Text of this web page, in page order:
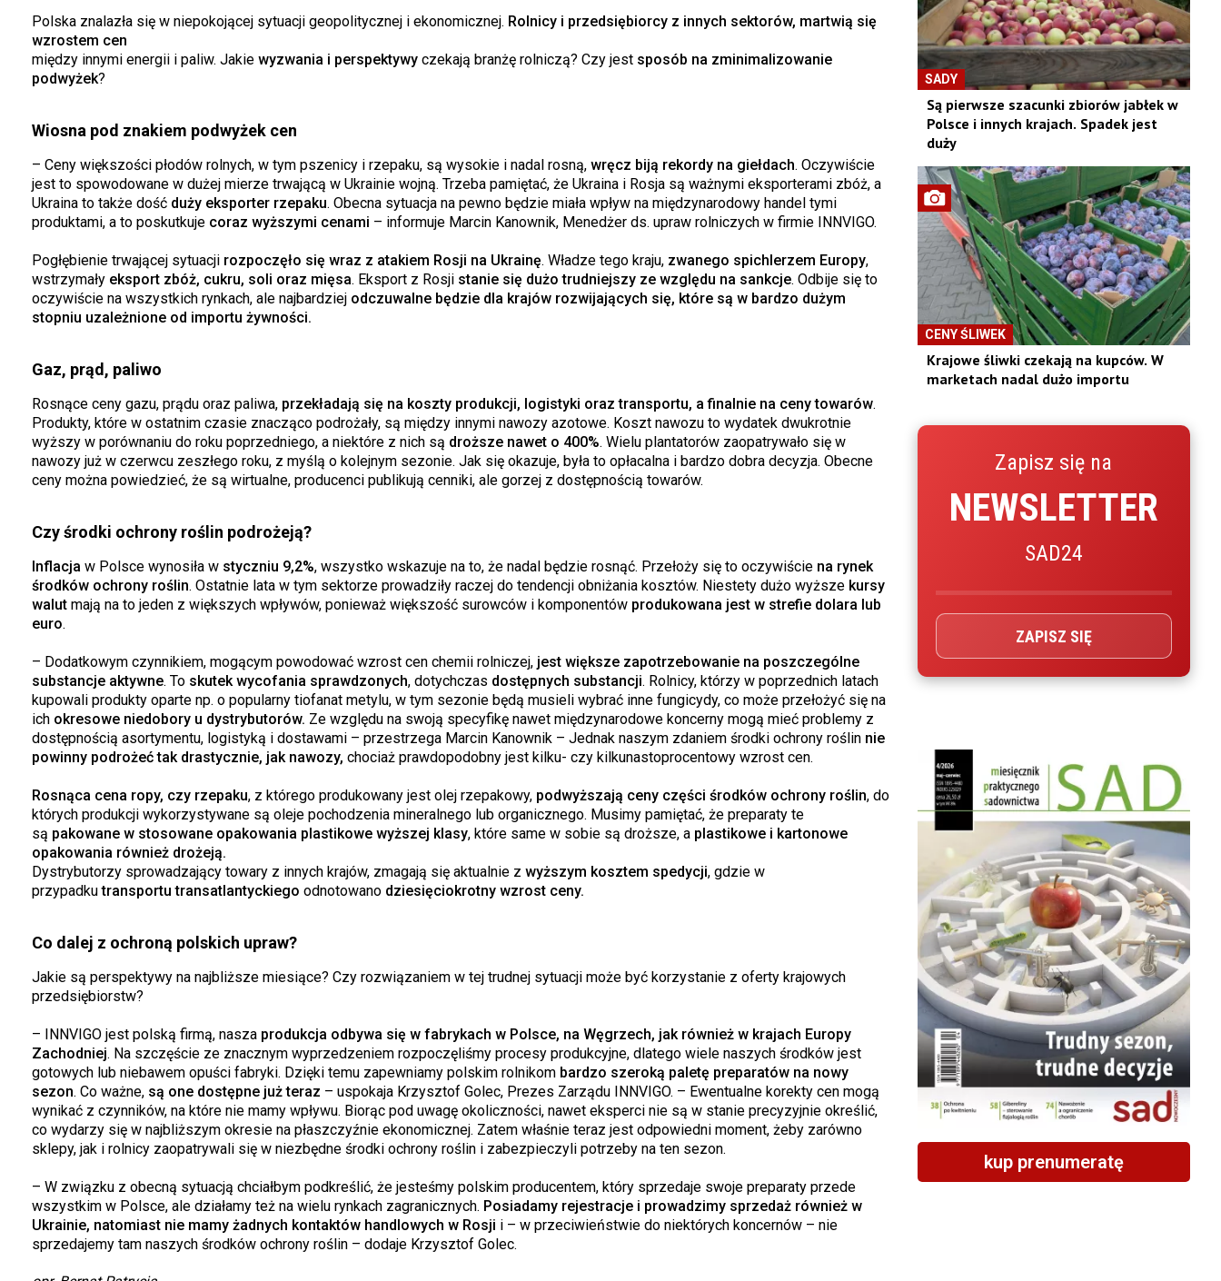
Polska znalazła się w niepokojącej sytuacji geopolitycznej i ekonomicznej. Rolnicy i przedsiębiorcy z innych sektorów, martwią się
wzrostem cen
między innymi energii i paliw. Jakie wyzwania i perspektywyczekają branżę rolniczą? Czy jestsposób na zminimalizowanie
podwyżek?
Wiosna pod znakiem podwyżek cen
– Ceny większości płodów rolnych, w tym pszenicy i rzepaku, są wysokie i nadal rosną,wręcz biją rekordy na giełdach. Oczywiście
jest to spowodowane w dużej mierze trwającą w Ukrainie wojną. Trzeba pamiętać, że Ukraina i Rosja są ważnymi eksporterami zbóż, a
Ukraina to także dość duży eksporter rzepaku. Obecna sytuacja na pewno będzie miała wpływ na międzynarodowy handel tymi
produktami, a to poskutkujecoraz wyższymi cenami – informuje Marcin Kanownik, Menedżer ds. upraw rolniczych w firmie INNVIGO.
Pogłębienie trwającej sytuacjirozpoczęło się wraz z atakiem Rosji na Ukrainę. Władze tego kraju, zwanego spichlerzem Europy,
wstrzymały eksport zbóż, cukru, soli oraz mięsa. Eksport z Rosji stanie się dużo trudniejszy ze względu na sankcje. Odbije się to
oczywiście na wszystkich rynkach, ale najbardziej odczuwalne będzie dla krajów rozwijających się, które są w bardzo dużym
stopniu uzależnione od importu żywności.
Gaz, prąd, paliwo
Rosnące ceny gazu, prądu oraz paliwa, przekładają się na koszty produkcji, logistyki oraz transportu, a finalnie na ceny towarów.
Produkty, które w ostatnim czasie znacząco podrożały, są między innymi nawozy azotowe. Koszt nawozu to wydatek dwukrotnie
wyższy w porównaniu do roku poprzedniego, a niektóre z nich są droższe nawet o 400%. Wielu plantatorów zaopatrywało się w
nawozy już w czerwcu zeszłego roku, z myślą o kolejnym sezonie. Jak się okazuje, była to opłacalna i bardzo dobra decyzja. Obecne
ceny można powiedzieć, że są wirtualne, producenci publikują cenniki, ale gorzej z dostępnością towarów.
Czy środki ochrony roślin podrożeją?
Inflacja w Polsce wynosiła w styczniu 9,2%, wszystko wskazuje na to, że nadal będzie rosnąć. Przełoży się to oczywiściena rynek
środków ochrony roślin. Ostatnie lata w tym sektorze prowadziły raczej do tendencji obniżania kosztów. Niestety dużo wyższekursy
walutmają na to jeden z większych wpływów, ponieważ większość surowców i komponentów produkowana jest w strefie dolara lub
euro.
– Dodatkowym czynnikiem, mogącym powodować wzrost cen chemii rolniczej, jest większe zapotrzebowanie na poszczególne
substancje aktywne. Toskutek wycofania sprawdzonych, dotychczas dostępnych substancji. Rolnicy, którzy w poprzednich latach
kupowali produkty oparte np. o popularny tiofanat metylu, w tym sezonie będą musieli wybrać inne fungicydy, co może przełożyć się na
ich okresowe niedobory u dystrybutorów. Ze względu na swoją specyfikę nawet międzynarodowe koncerny mogą mieć problemy z
dostępnością asortymentu, logistyką i dostawami – przestrzega Marcin Kanownik – Jednak naszym zdaniem środki ochrony roślinnie
powinny podrożeć tak drastycznie, jak nawozy, chociaż prawdopodobny jest kilku- czy kilkunastoprocentowy wzrost cen.
Rosnąca cena ropy, czy rzepaku, z którego produkowany jest olej rzepakowy, podwyższają ceny części środków ochrony roślin, do
których produkcji wykorzystywane są oleje pochodzenia mineralnego lub organicznego. Musimy pamiętać, że preparaty te
są pakowane w stosowane opakowania plastikowe wyższej klasy, które same w sobie są droższe, a plastikowe i kartonowe
opakowania również drożeją.
Dystrybutorzy sprowadzający towary z innych krajów, zmagają się aktualnie z wyższym kosztem spedycji, gdzie w
przypadkutransportu transatlantyckiego odnotowano dziesięciokrotny wzrost ceny.
Co dalej z ochroną polskich upraw?
Jakie są perspektywy na najbliższe miesiące? Czy rozwiązaniem w tej trudnej sytuacji może być korzystanie z oferty krajowych
przedsiębiorstw?
– INNVIGO jest polską firmą, nasza produkcja odbywa się w fabrykach w Polsce, na Węgrzech, jak również w krajach Europy
Zachodniej. Na szczęście ze znacznym wyprzedzeniem rozpoczęliśmy procesy produkcyjne, dlatego wiele naszych środków jest
gotowych lub niebawem opuści fabryki. Dzięki temu zapewniamy polskim rolnikom bardzo szeroką paletę preparatów na nowy
sezon. Co ważne,są one dostępne już teraz – uspokaja Krzysztof Golec, Prezes Zarządu INNVIGO. – Ewentualne korekty cen mogą
wynikać z czynników, na które nie mamy wpływu. Biorąc pod uwagę okoliczności, nawet eksperci nie są w stanie precyzyjnie określić,
co wydarzy się w najbliższym okresie na płaszczyźnie ekonomicznej. Zatem właśnie teraz jest odpowiedni moment, żeby zarówno
sklepy, jak i rolnicy zaopatrywali się w niezbędne środki ochrony roślin i zabezpieczyli potrzeby na ten sezon.
– W związku z obecną sytuacją chciałbym podkreślić, że jesteśmy polskim producentem, który sprzedaje swoje preparaty przede
wszystkim w Polsce, ale działamy też na wielu rynkach zagranicznych. Posiadamy rejestracje i prowadzimy sprzedaż również w
Ukrainie, natomiast nie mamy żadnych kontaktów handlowych w Rosji i – w przeciwieństwie do niektórych koncernów – nie
sprzedajemy tam naszych środków ochrony roślin – dodaje Krzysztof Golec.
SADY
Są pierwsze szacunki zbiorów jabłek w
Polsce i innych krajach. Spadek jest
duży
CENY ŚLIWEK
Krajowe śliwki czekają na kupców. W
marketach nadal dużo importu
Zapisz się na
NEWSLETTER
SAD24
ZAPISZ SIĘ
kup prenumeratę